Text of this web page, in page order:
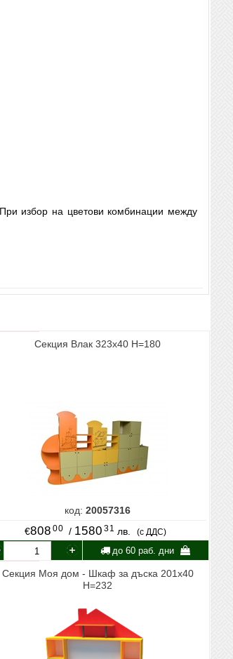
избор на цветови комбинации между
Секция Влак 323х40 Н=180
код: 20057316
€808 00 / 1580 31 лв. (с ДДС)
до 60 раб. дни
Секция Моя дом - Шкаф за дъска 201x40
Н=232